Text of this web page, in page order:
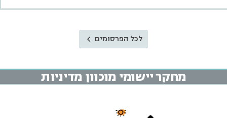
לכל הפרסומים
מחקר יישומי מוכוון מדיניות